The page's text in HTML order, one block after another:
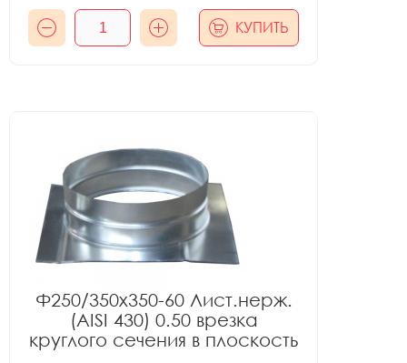
КУПИТЬ
Ф250/350x350-60 Лист.нерж.
(AISI 430) 0.50 врезка
круглого сечения в плоскость